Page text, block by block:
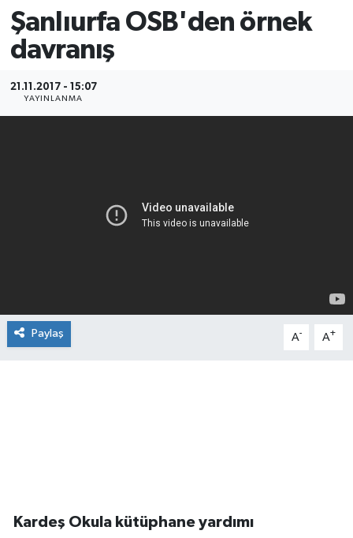
Şanlıurfa OSB'den örnek
davranış
21.11.2017 - 15:07
YAYINLANMA
Paylaş A- A+
Kardeş Okula kütüphane yardımı
Gündem
Kültür
Magazin
Tüm Manşetler
Son Dakika Haberleri
Haber Arşivi